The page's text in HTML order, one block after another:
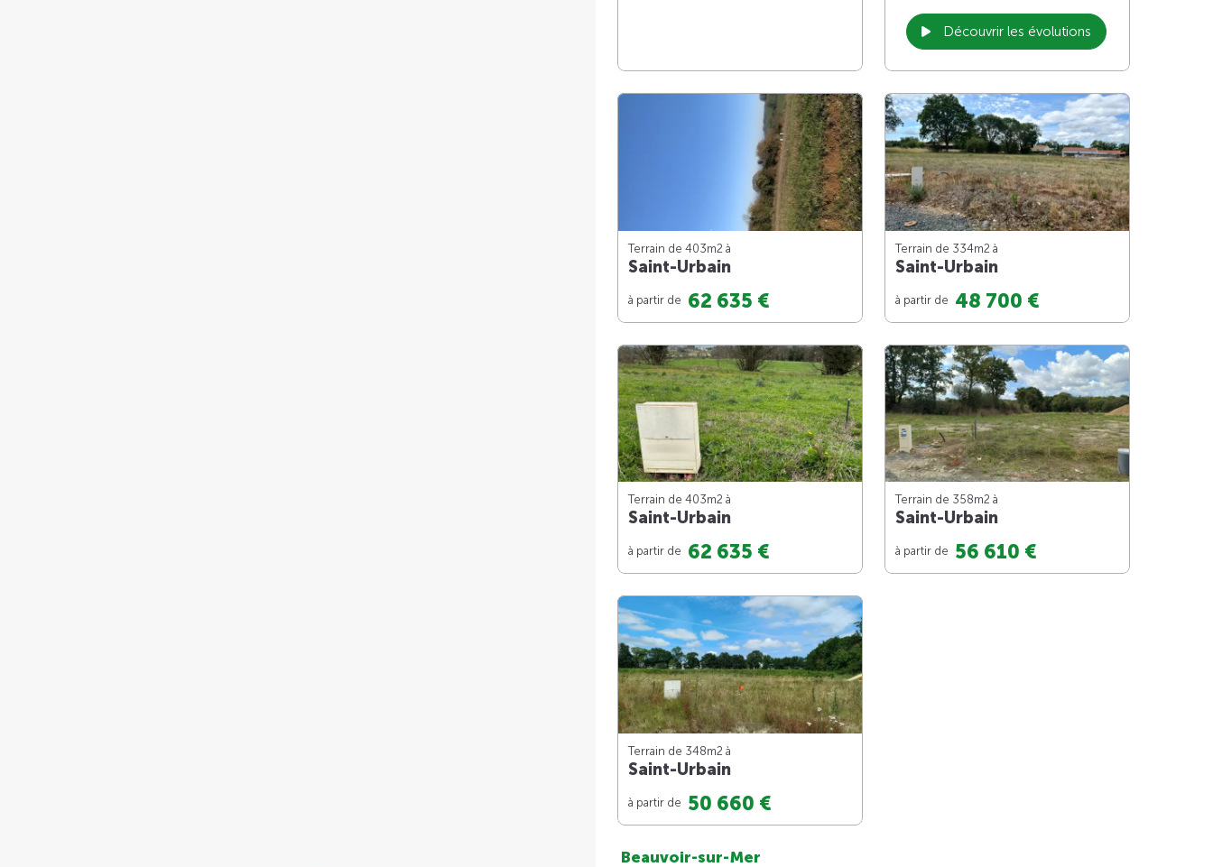
Découvrir les évolutions
Terrain de 403m2 à
Saint-Urbain
à partir de 62 635 €
Terrain de 334m2 à
Saint-Urbain
à partir de 48 700 €
Terrain de 403m2 à
Saint-Urbain
à partir de 62 635 €
Terrain de 358m2 à
Saint-Urbain
à partir de 56 610 €
Terrain de 348m2 à
Saint-Urbain
à partir de 50 660 €
Beauvoir-sur-Mer